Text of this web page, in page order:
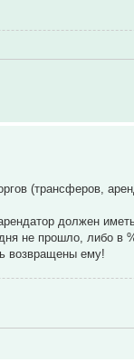
(трансферов,
должен
не прошло, либо в
возвращены ему!